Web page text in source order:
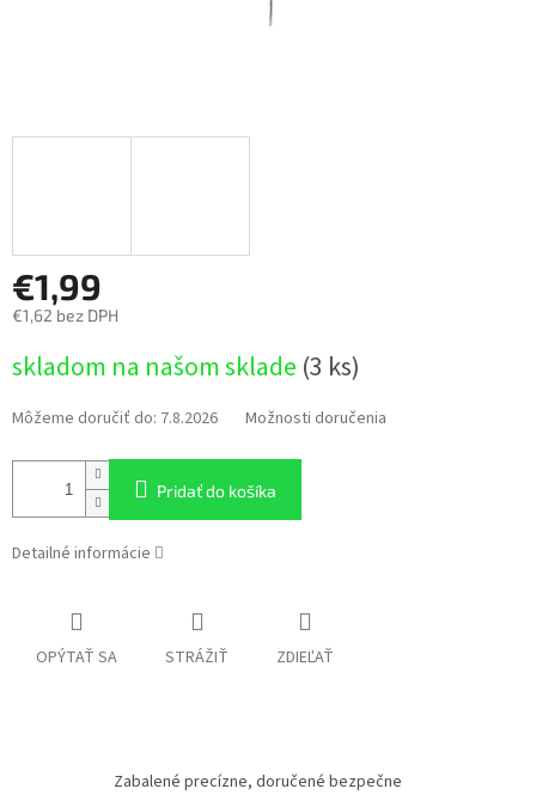
€1,99
€1,62 bez DPH
cena:
skladom na našom sklade (3 ks)
Môžeme doručiť do: 7.8.2026 Možnosti doručenia
Pridať do košíka
Detailné informácie
OPÝTAŤ SA STRÁŽIŤ ZDIEĽAŤ
Zabalené precízne, doručené bezpečne